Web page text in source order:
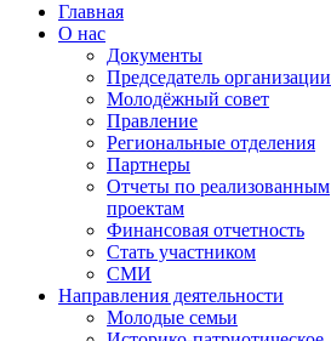
Главная
О нас
Документы
Председатель организации
Молодёжный совет
Правление
Региональные отделения
Партнеры
Отчеты по реализованным
проектам
Финансовая отчетность
Стать участником
СМИ
Направления деятельности
Молодые семьи